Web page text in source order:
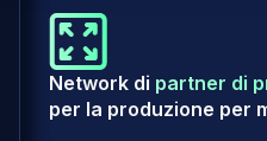
Network di partner di
per la produzione per